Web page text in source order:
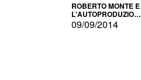
ROBERTO MONTE E
L'AUTOPRODUZIONE
CON IL CENSIMENTO
09/09/2014